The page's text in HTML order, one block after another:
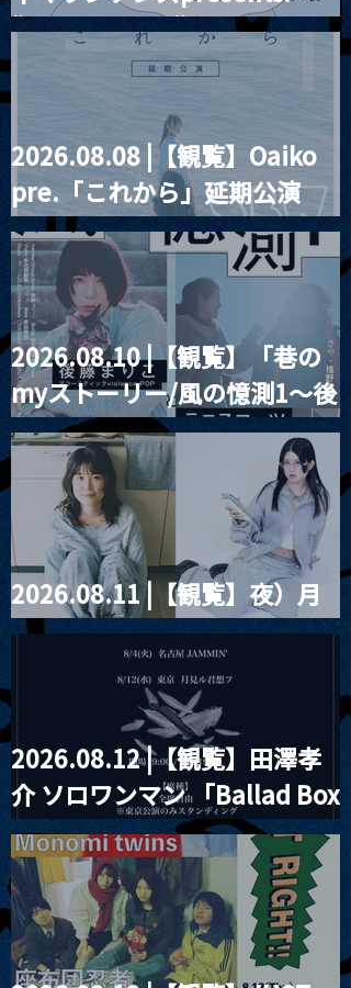
“HALL-IN-ONE”
2026.08.08 |【観覧】Oaiko
pre.「これから」延期公演
Blurred City Lights × 17歳
とベルリンの壁
2026.08.10 |【観覧】「巷の
myストーリー/風の憶測1～後
藤まりこアコースティック
violence POPとテニスコー
ツ」
2026.08.11 |【観覧】夜）月
見ル君想フpre. Sugar Shock
2026.08.12 |【観覧】田澤孝
介 ソロワンマン 「Ballad Box
2026」